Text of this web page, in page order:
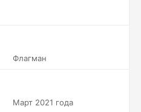
Флагман
Март 2021 года